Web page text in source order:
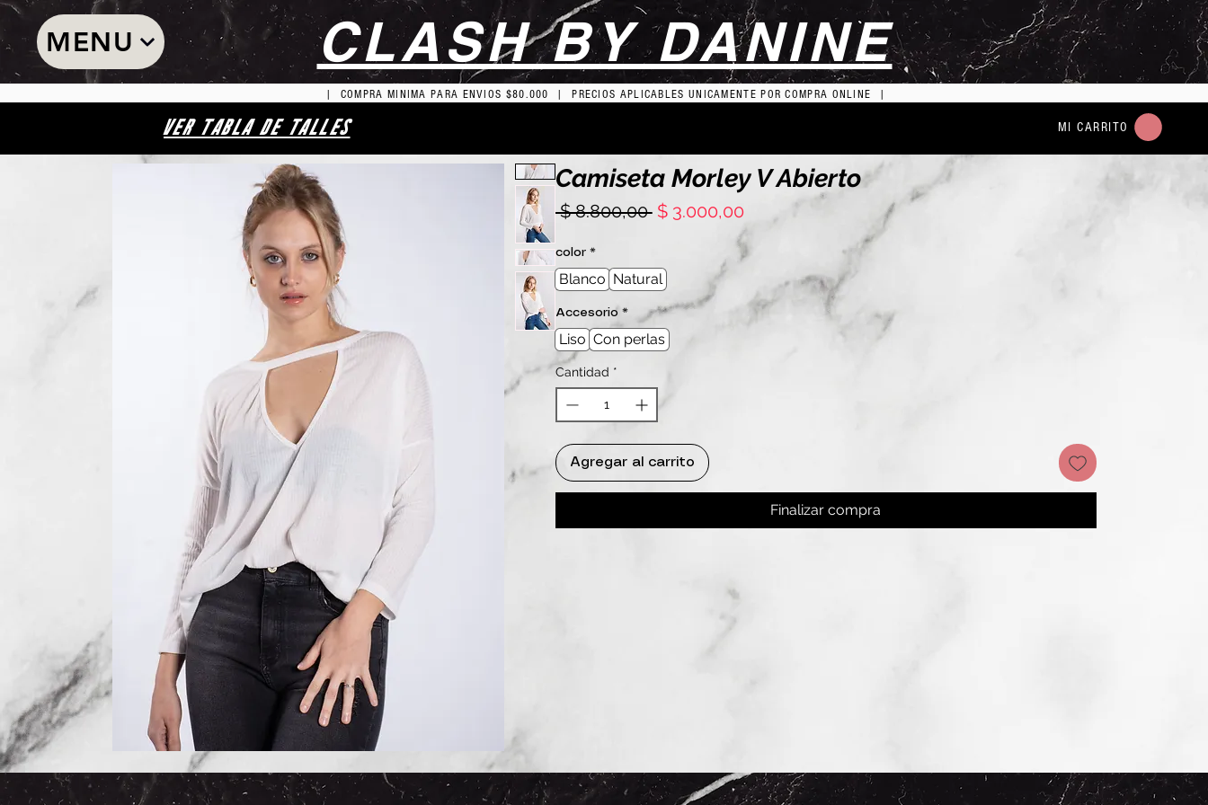
MENU CLASH BY DANINE
| COMPRA MINIMA PARA ENVIOS $80.000 | PRECIOS APLICABLES UNICAMENTE POR COMPRA ONLINE |
VER TABLA DE TALLES MI CARRITO
Camiseta Morley V Abierto
$ 8.800,00 Precio
$ 3.000,00Precio
de
oferta
color *
Blanco Natural
Accesorio *
Liso Con perlas
Cantidad *
Agregar al carrito
Finalizar compra